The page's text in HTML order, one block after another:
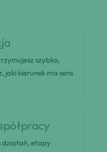
szybko,
jaki kierunek ma sens
działań, etapy